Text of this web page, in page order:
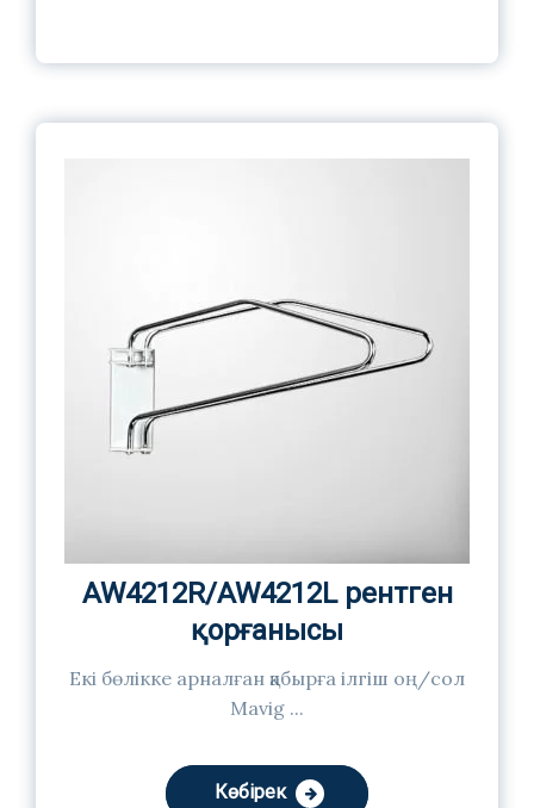
AW4212R/AW4212L рентген
қорғанысы
Екі бөлікке арналған қабырға ілгіш оң/сол
Mavig ...
Көбірек